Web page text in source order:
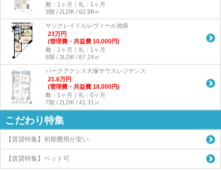
敷：1ヶ月｜礼：1ヶ月
3階 / 2LDK / 62.98㎡
サンクレイドルレヴィール池袋
23万円
(管理費・共益費 10,000円)
敷：1ヶ月｜礼：1ヶ月
6階 / 3LDK / 67.24㎡
パークアクシス大塚サウスレジデンス
21.6万円
(管理費・共益費 18,000円)
敷：1ヶ月｜礼：0ヶ月
7階 / 2LDK / 41.31㎡
こだわり特集
【賃貸特集】初期費用が安い
【賃貸特集】ペット可